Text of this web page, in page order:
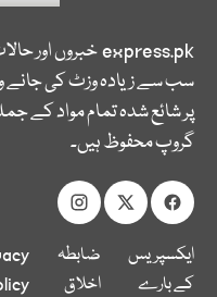
express.pkخبروں اور
سب سے زیادہ وزٹ کی
پر شائع شدہ تمام مواد کے
گروپ محفوظ ہیں۔
ایکسپریس
کے بارے
ضابطہ
اخلاق